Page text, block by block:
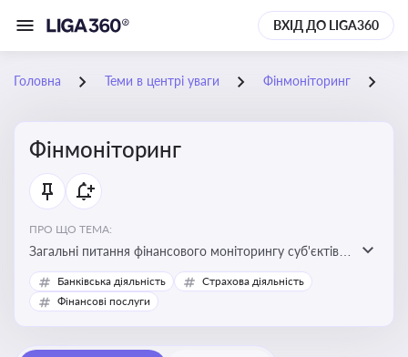
ВХІД ДО LIGA360
Головна Теми в центрі уваги Фінмоніторинг
Фінмоніторинг
ПРО ЩО ТЕМА:
Загальні питання фінансового моніторингу суб'єктів
господарювання, міжбанківський меморандум про
фінмоніторинг
Банківська діяльність
Страхова діяльність
Фінансові послуги